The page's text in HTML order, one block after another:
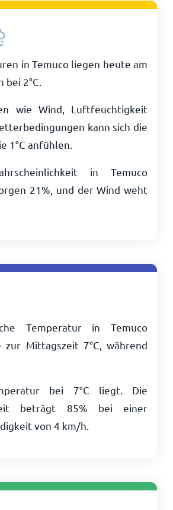
in Temuco liegen heute am
bei 2°C
wie Wind, Luftfeuchtigkeit
kann sich die
1°C anfühlen.
in Temuco
21%, und der Wind weht
Temperatur in Temuco
zur Mittagszeit 7°C , während
bei 7°C liegt. Die
beträgt 85% bei einer
von 4 km/h